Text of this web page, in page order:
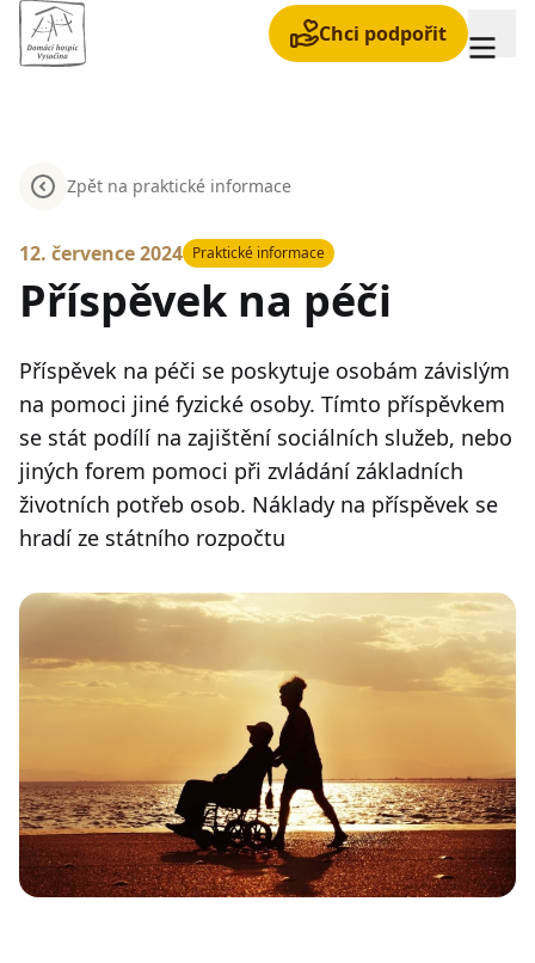
Chci podpořit
Zpět na praktické informace
12. července 2024 Praktické informace
Příspěvek na péči
Příspěvek na péči se poskytuje osobám závislým
na pomoci jiné fyzické osoby. Tímto příspěvkem
se stát podílí na zajištění sociálních služeb, nebo
jiných forem pomoci při zvládání základních
životních potřeb osob. Náklady na příspěvek se
hradí ze státního rozpočtu